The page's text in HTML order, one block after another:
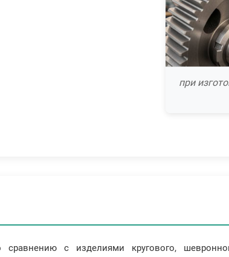
при
с изделиями кругового,